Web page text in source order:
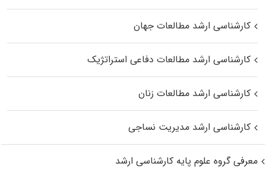
کارشناسی ارشد مطالعات جهان
کارشناسی ارشد مطالعات دفاعی استراتژیک
کارشناسی ارشد مطالعات زنان
کارشناسی ارشد مدیریت نساجی
معرفی گروه علوم پایه کارشناسی ارشد